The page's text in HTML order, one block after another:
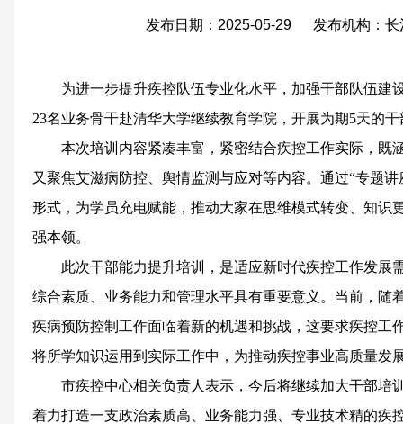
发布日期：2025-05-29 发布机构：长
为进一步提升疾控队伍专业化水平，加强干部队伍建
23名业务骨干赴清华大学继续教育学院，开展为期5天的
本次培训内容紧凑丰富，紧密结合疾控工作实际，既
又聚焦艾滋病防控、舆情监测与应对等内容。通过“专题
形式，为学员充电赋能，推动大家在思维模式转变、知识
强本领。
此次干部能力提升培训，是适应新时代疾控工作发展
综合素质、业务能力和管理水平具有重要意义。当前，随
疾病预防控制工作面临着新的机遇和挑战，这要求疾控工
将所学知识运用到实际工作中，为推动疾控事业高质量发
市疾控中心相关负责人表示，今后将继续加大干部培
着力打造一支政治素质高、业务能力强、专业技术精的疾